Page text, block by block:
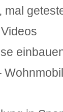
, mal
Videos